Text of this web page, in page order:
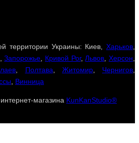
территории Украины: Киев, Харьков
,Запорожье Кривой Рог,Львов ,Херсон
Полтава Житомир, Чернигов
Винница
магазина KunKanStudio®